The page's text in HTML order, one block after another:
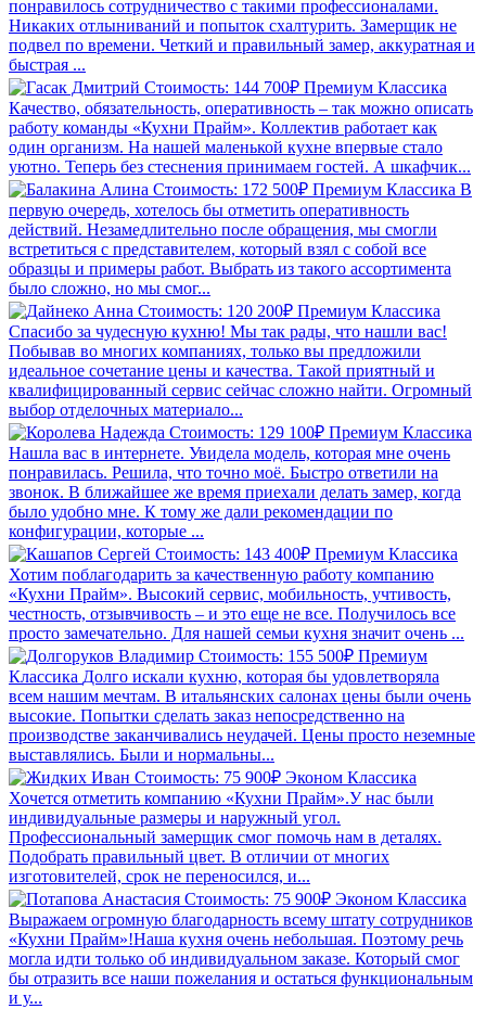
понравилось сотрудничество с такими профессионалами.
Никаких отлыниваний и попыток схалтурить. Замерщик не
подвел по времени. Четкий и правильный замер, аккуратная и
быстрая ...
Стоимость: 144 700₽ Премиум Классика
Качество, обязательность, оперативность – так можно описать
работу команды «Кухни Прайм». Коллектив работает как
один организм. На нашей маленькой кухне впервые стало
уютно. Теперь без стеснения принимаем гостей. А шкафчик...
Стоимость: 172 500₽ Премиум Классика В
первую очередь, хотелось бы отметить оперативность
действий. Незамедлительно после обращения, мы смогли
встретиться с представителем, который взял с собой все
образцы и примеры работ. Выбрать из такого ассортимента
было сложно, но мы смог...
Стоимость: 120 200₽ Премиум Классика
Спасибо за чудесную кухню! Мы так рады, что нашли вас!
Побывав во многих компаниях, только вы предложили
идеальное сочетание цены и качества. Такой приятный и
квалифицированный сервис сейчас сложно найти. Огромный
выбор отделочных материало...
Стоимость: 129 100₽ Премиум Классика
Нашла вас в интернете. Увидела модель, которая мне очень
понравилась. Решила, что точно моё. Быстро ответили на
звонок. В ближайшее же время приехали делать замер, когда
было удобно мне. К тому же дали рекомендации по
конфигурации, которые ...
Стоимость: 143 400₽ Премиум Классика
Хотим поблагодарить за качественную работу компанию
«Кухни Прайм». Высокий сервис, мобильность, учтивость,
честность, отзывчивость – и это еще не все. Получилось все
просто замечательно. Для нашей семьи кухня значит очень ...
Стоимость: 155 500₽ Премиум
Классика Долго искали кухню, которая бы удовлетворяла
всем нашим мечтам. В итальянских салонах цены были очень
высокие. Попытки сделать заказ непосредственно на
производстве заканчивались неудачей. Цены просто неземные
выставлялись. Были и нормальны...
Стоимость: 75 900₽ Эконом Классика
Хочется отметить компанию «Кухни Прайм».У нас были
индивидуальные размеры и наружный угол.
Профессиональный замерщик смог помочь нам в деталях.
Подобрать правильный цвет. В отличии от многих
изготовителей, срок не переносился, и...
Стоимость: 75 900₽ Эконом Классика
Выражаем огромную благодарность всему штату сотрудников
«Кухни Прайм»!Наша кухня очень небольшая. Поэтому речь
могла идти только об индивидуальном заказе. Который смог
бы отразить все наши пожелания и остаться функциональным
и у...